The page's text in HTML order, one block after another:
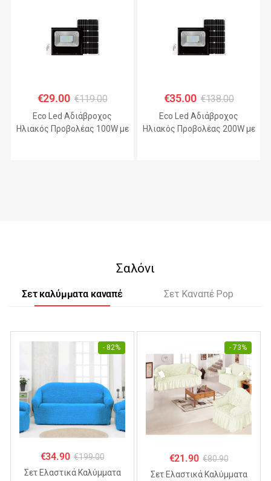
€29.00 €119.00
Eco Led Αδιάβροχος
Ηλιακός Προβολέας 100W με
€35.00 €138.00
Eco Led Αδιάβροχος
Ηλιακός Προβολέας 200W με
Σαλόνι
Σετ καλύμματα καναπέ Σετ Καναπέ Pop
- 82%
€34.90 €199.00
Σετ Ελαστικά Καλύμματα
- 73%
€21.90 €80.90
Σετ Ελαστικά Καλύμματα